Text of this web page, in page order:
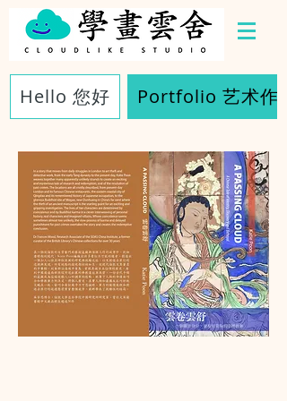
Hello 您好 Portfolio 艺术作品